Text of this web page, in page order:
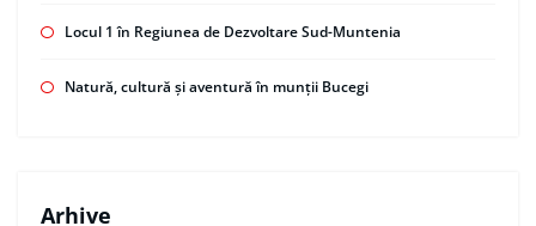
Locul 1 în Regiunea de Dezvoltare Sud-Muntenia
Natură, cultură și aventură în munții Bucegi
Arhive